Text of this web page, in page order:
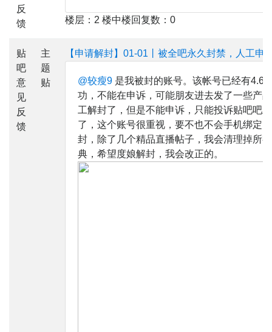
反
馈
楼层：2 楼中楼回复数：0
贴
吧
意
见
反
馈
主
题
贴
【申请解封】01-01丨被全吧永久封禁，人工申
@较瘦9 是我被封的账号。该帐号已经有4.6
功，不能在申诉，可能朋友进去发了一些产
工解封了，但是不能申诉，只能投诉贴吧吧
了，这个账号很重视，要不也不会手机绑定
封，除了几个精品直播帖子，我会清理掉所
典，希望度娘解封，我会改正的。